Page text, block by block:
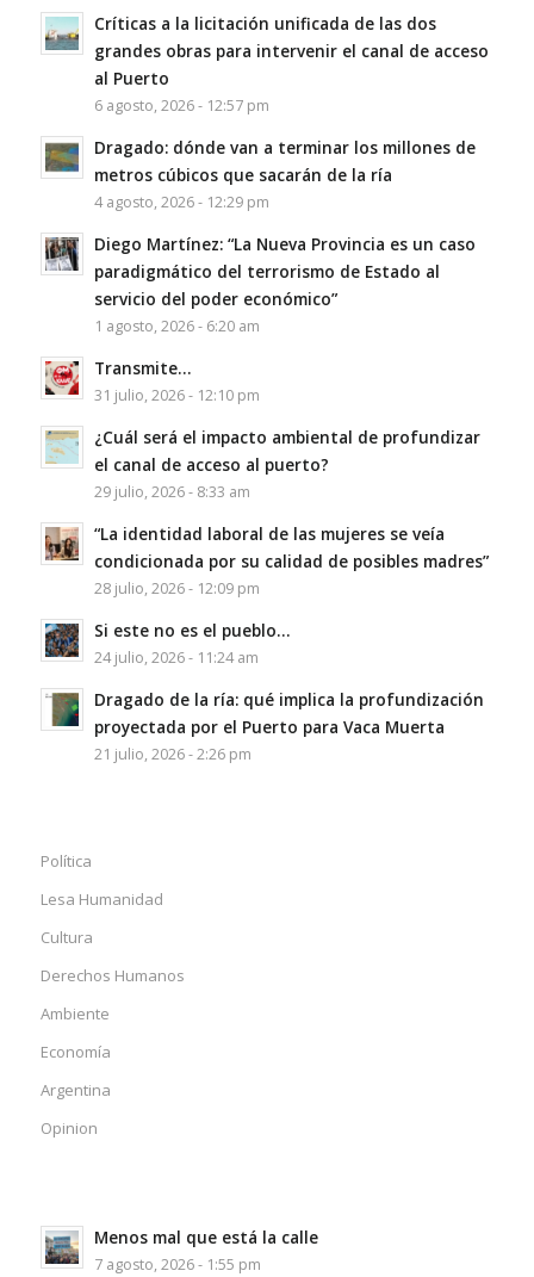
Críticas a la licitación unificada de las dos
grandes obras para intervenir el canal de acceso
al Puerto
6 agosto, 2026 - 12:57 pm
Dragado: dónde van a terminar los millones de
metros cúbicos que sacarán de la ría
4 agosto, 2026 - 12:29 pm
Diego Martínez: “La Nueva Provincia es un caso
paradigmático del terrorismo de Estado al
servicio del poder económico”
1 agosto, 2026 - 6:20 am
Transmite…
31 julio, 2026 - 12:10 pm
¿Cuál será el impacto ambiental de profundizar
el canal de acceso al puerto?
29 julio, 2026 - 8:33 am
“La identidad laboral de las mujeres se veía
condicionada por su calidad de posibles madres”
28 julio, 2026 - 12:09 pm
Si este no es el pueblo…
24 julio, 2026 - 11:24 am
Dragado de la ría: qué implica la profundización
proyectada por el Puerto para Vaca Muerta
21 julio, 2026 - 2:26 pm
Política
Lesa Humanidad
Cultura
Derechos Humanos
Ambiente
Economía
Argentina
Opinion
Menos mal que está la calle
7 agosto, 2026 - 1:55 pm